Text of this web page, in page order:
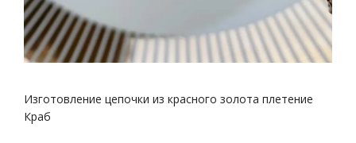
Изготовление цепочки из красного золота плетение
Краб